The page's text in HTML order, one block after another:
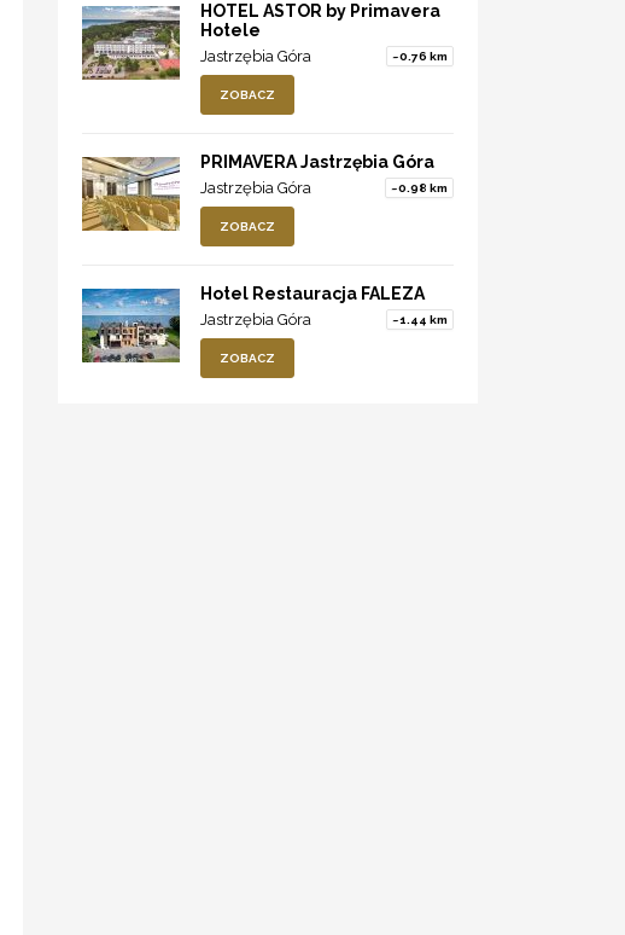
HOTEL ASTOR by Primavera
Hotele
Jastrzębia Góra ~0.76 km
ZOBACZ
PRIMAVERA Jastrzębia Góra
Jastrzębia Góra ~0.98 km
ZOBACZ
Hotel Restauracja FALEZA
Jastrzębia Góra ~1.44 km
ZOBACZ